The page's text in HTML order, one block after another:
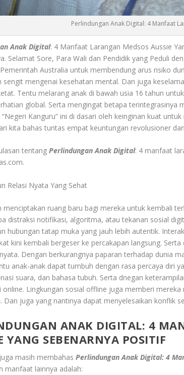
Perlindungan Anak Digital: 4 Manfaat
Anak Digital: 4 Manfaat Larangan Medsos Aussie
Selamat Sore, Para Wali dan Pendidik yang Peduli
Australia untuk membendung arus risiko
sengit mengenai kesehatan mental. Dan juga
Tentu melarang anak di bawah usia 16 tahun
global. Serta mengingat betapa terintegrasinya
Kanguru” ini di dasari oleh keinginan kuat
kita bahas tuntas empat keuntungan revolusioner
tentangPerlindungan Anak Digital: 4 manfaat
Relasi Nyata Yang Sehat
menciptakan ruang baru bagi mereka untuk kembali
distraksi notifikasi, algoritma, atau tekanan sosial
hubungan tatap muka yang jauh lebih autentik.
kini kembali bergeser ke percakapan langsung.
Dengan berkurangnya paparan terhadap dunia
anak-anak dapat tumbuh dengan rasa percaya diri
suara, dan bahasa tubuh. Serta dnegan
online. Lingkungan sosial offline juga memberi
Dan juga yang nantinya dapat menyelesaikan konflik
ANAK DIGITAL: 4
YANG SEBENARNYA POSITIF
masih membahasPerlindungan Anak Digital: 4
manfaat lainnya adalah: